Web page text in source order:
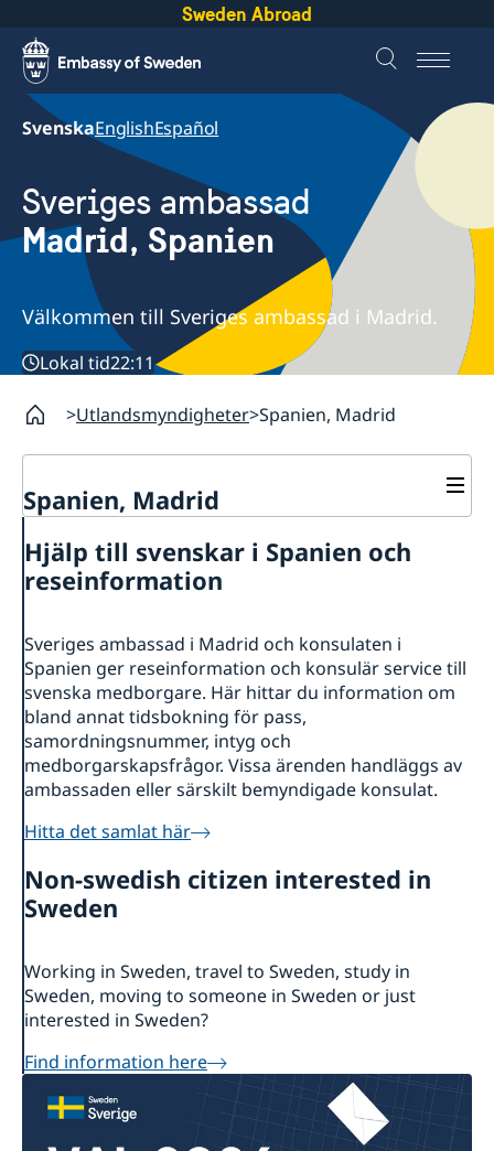
Sweden Abroad
SvenskaEnglishEspañol
Sveriges ambassad
Madrid, Spanien
Välkommen till Sveriges ambassad i Madrid.
Lokal tid22:11
Utlandsmyndigheter Spanien, Madrid
Spanien, Madrid
Om oss
Ambassadens personal
Allmänna handlingar
Lediga tjänster
Praktik
Vi är en resurs för svenska företag
Team Sweden
Så kan du få stöd
Svenska företag i Spanien
Anmäl handelshinder
Aktuellt
Nyheter
Prioriterat Sverigefrämjande - seminarier &
evenemang
Svenskrelaterade kontakter i Spanien
Hjälp till svenskar i Spanien och
reseinformation
Sveriges ambassad i Madrid och konsulaten i
Spanien ger reseinformation och konsulär service till
svenska medborgare. Här hittar du information om
bland annat tidsbokning för pass,
samordningsnummer, intyg och
medborgarskapsfrågor. Vissa ärenden handläggs av
ambassaden eller särskilt bemyndigade konsulat.
Hitta det samlat här
Non-swedish citizen interested in
Sweden
Working in Sweden, travel to Sweden, study in
Sweden, moving to someone in Sweden or just
interested in Sweden?
Find information here